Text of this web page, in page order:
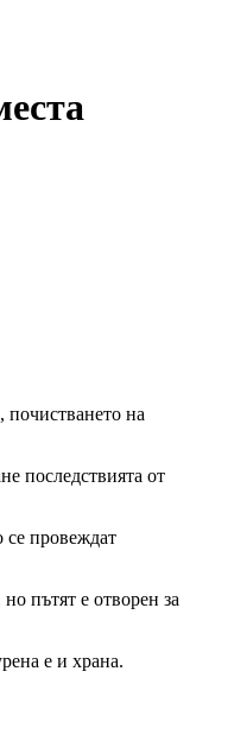
на
последствията от
се провеждат
пътят е отворен за
е и храна.